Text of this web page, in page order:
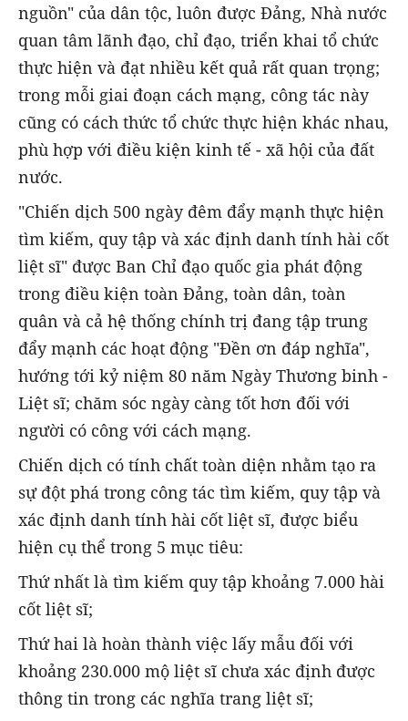
nguồn" của dân tộc, luôn được Đảng, Nhà nước
quan tâm lãnh đạo, chỉ đạo, triển khai tổ chức
thực hiện và đạt nhiều kết quả rất quan trọng;
trong mỗi giai đoạn cách mạng, công tác này
cũng có cách thức tổ chức thực hiện khác nhau,
phù hợp với điều kiện kinh tế - xã hội của đất
nước.
"Chiến dịch 500 ngày đêm đẩy mạnh thực hiện
tìm kiếm, quy tập và xác định danh tính hài cốt
liệt sĩ" được Ban Chỉ đạo quốc gia phát động
trong điều kiện toàn Đảng, toàn dân, toàn
quân và cả hệ thống chính trị đang tập trung
đẩy mạnh các hoạt động "Đền ơn đáp nghĩa",
hướng tới kỷ niệm 80 năm Ngày Thương binh -
Liệt sĩ; chăm sóc ngày càng tốt hơn đối với
người có công với cách mạng.
Chiến dịch có tính chất toàn diện nhằm tạo ra
sự đột phá trong công tác tìm kiếm, quy tập và
xác định danh tính hài cốt liệt sĩ, được biểu
hiện cụ thể trong 5 mục tiêu:
Thứ nhất là tìm kiếm quy tập khoảng 7.000 hài
cốt liệt sĩ;
Thứ hai là hoàn thành việc lấy mẫu đối với
khoảng 230.000 mộ liệt sĩ chưa xác định được
thông tin trong các nghĩa trang liệt sĩ;